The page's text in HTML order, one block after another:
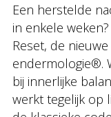
Een herstelde
in enkele
Reset, de
endermologie®.
bij innerlijke
werkt tegelijk op